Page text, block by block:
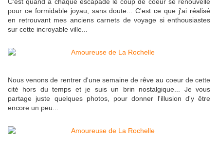
pour ce formidable joyau, sans doute... C'est ce que j'ai réalisé
en retrouvant mes anciens carnets de voyage si enthousiastes
sur cette incroyable ville...
Nous venons de rentrer d'une semaine de rêve au coeur de cette
cité hors du temps et je suis un brin nostalgique... Je vous
partage juste quelques photos, pour donner l'illusion d'y être
encore un peu...